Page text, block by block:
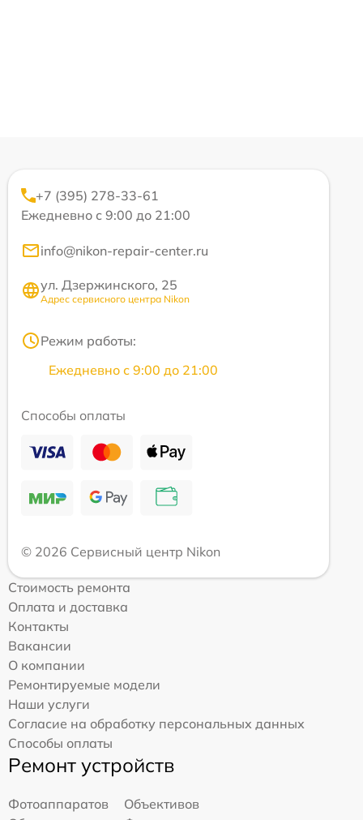
+7 (395) 278-33-61
Ежедневно с 9:00 до 21:00
info@nikon-repair-center.ru
ул. Дзержинского, 25
Адрес сервисного центра Nikon
Режим работы:
Ежедневно с 9:00 до 21:00
Способы оплаты
© 2026 Сервисный центр Nikon
Стоимость ремонта
Оплата и доставка
Контакты
Вакансии
О компании
Ремонтируемые модели
Наши услуги
Согласие на обработку персональных данных
Способы оплаты
Ремонт устройств
Фотоаппаратов
Объективов